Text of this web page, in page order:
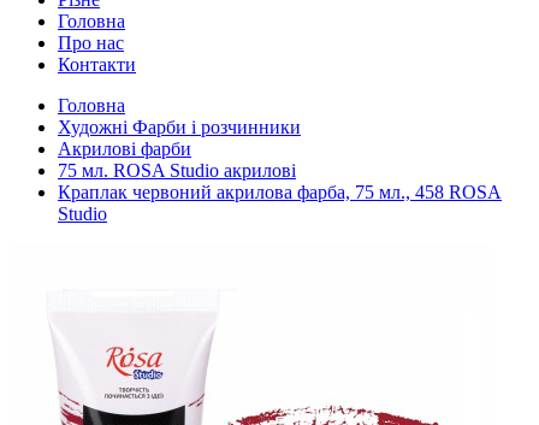
Головна
Про нас
Контакти
Головна
Художні Фарби і розчинники
Акрилові фарби
75 мл. ROSA Studio акрилові
Краплак червоний акрилова фарба, 75 мл., 458 ROSA
Studio